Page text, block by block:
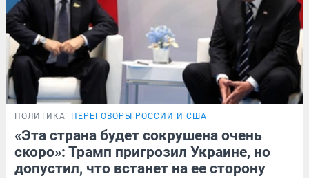
ПОЛИТИКА ПЕРЕГОВОРЫ РОССИИ И США
«Эта страна будет сокрушена очень
скоро»: Трамп пригрозил Украине, но
допустил, что встанет на ее сторону